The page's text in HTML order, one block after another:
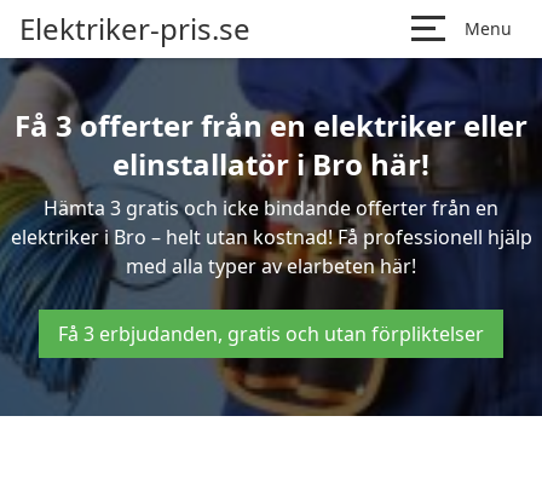
Elektriker-pris.se Menu
Få 3 offerter från en elektriker eller
elinstallatör i Bro här!
Hämta 3 gratis och icke bindande offerter från en
elektriker i Bro – helt utan kostnad! Få professionell hjälp
med alla typer av elarbeten här!
Få 3 erbjudanden, gratis och utan förpliktelser